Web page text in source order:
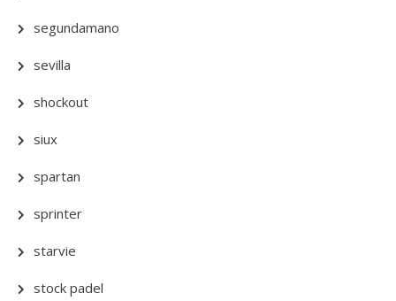
segundamano
sevilla
shockout
siux
spartan
sprinter
starvie
stock padel